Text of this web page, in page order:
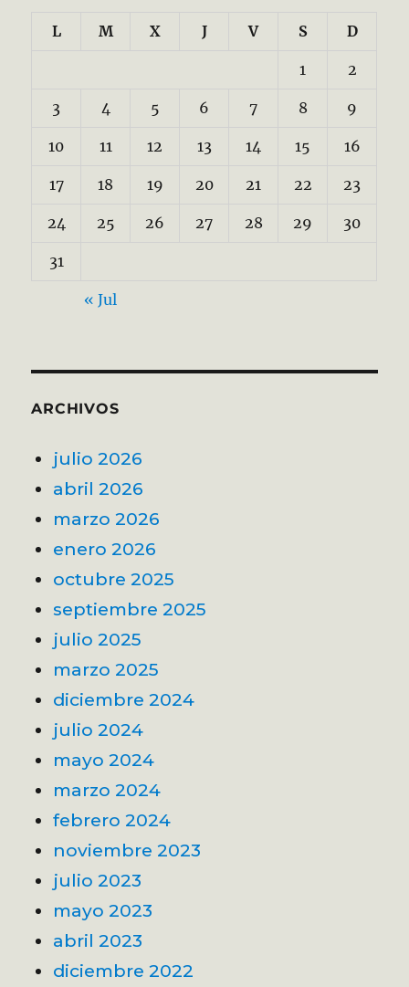
L M X J V S D
1 2
3 4 5 6 7 8 9
10 11 12 13 14 15 16
17 18 19 20 21 22 23
24 25 26 27 28 29 30
31
« Jul
ARCHIVOS
julio 2026
abril 2026
marzo 2026
enero 2026
octubre 2025
septiembre 2025
julio 2025
marzo 2025
diciembre 2024
julio 2024
mayo 2024
marzo 2024
febrero 2024
noviembre 2023
julio 2023
mayo 2023
abril 2023
diciembre 2022